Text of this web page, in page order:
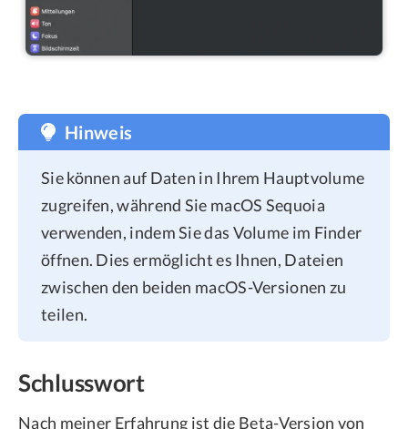
Hinweis
Sie können auf Daten in Ihrem Hauptvolume
zugreifen, während Sie macOS Sequoia
verwenden, indem Sie das Volume im Finder
öffnen. Dies ermöglicht es Ihnen, Dateien
zwischen den beiden macOS-Versionen zu
teilen.
Schlusswort
Nach meiner Erfahrung ist die Beta-Version von